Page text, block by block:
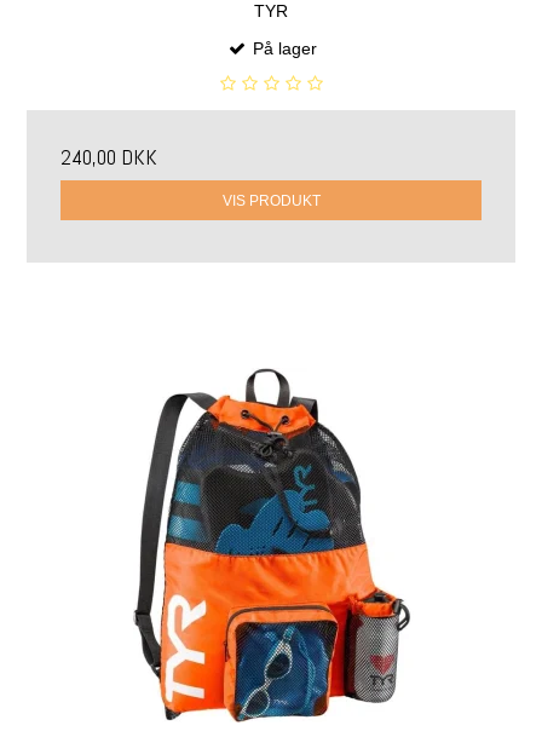
TYR
På lager
240,00 DKK
VIS PRODUKT